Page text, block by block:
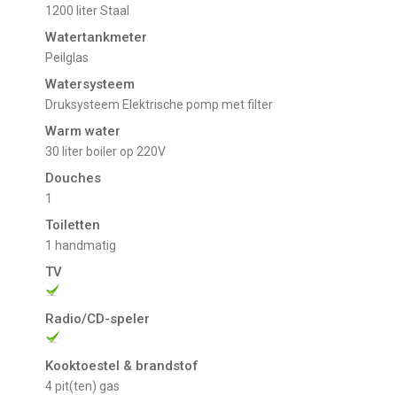
1200 liter Staal
Watertankmeter
peilglas
Watersysteem
Druksysteem Elektrische pomp met filter
Warm water
30 liter boiler op 220V
Douches
1
Toiletten
1 handmatig
TV
Radio/CD-speler
Kooktoestel & brandstof
4 pit(ten) gas